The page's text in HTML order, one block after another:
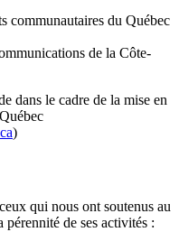
communautaires du Québec
de la Côte-
dans le cadre de la mise en
)
qui nous ont soutenus au
pérennité de ses activités :